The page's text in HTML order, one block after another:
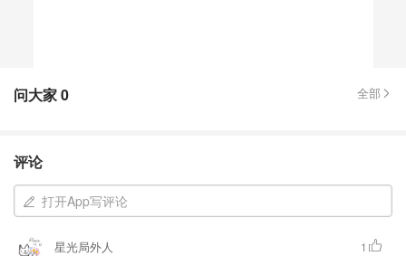
问大家0 全部
评论
打开App写评论
星光局外人 1